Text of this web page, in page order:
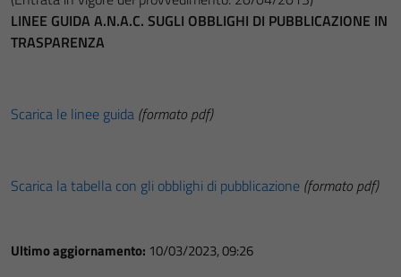
LINEE GUIDA A.N.A.C. SUGLI OBBLIGHI DI PUBBLICAZIONE IN
TRASPARENZA
Scarica le linee guida (formato pdf)
Scarica la tabella con gli obblighi di pubblicazione (formato pdf)
Ultimo aggiornamento: 10/03/2023, 09:26